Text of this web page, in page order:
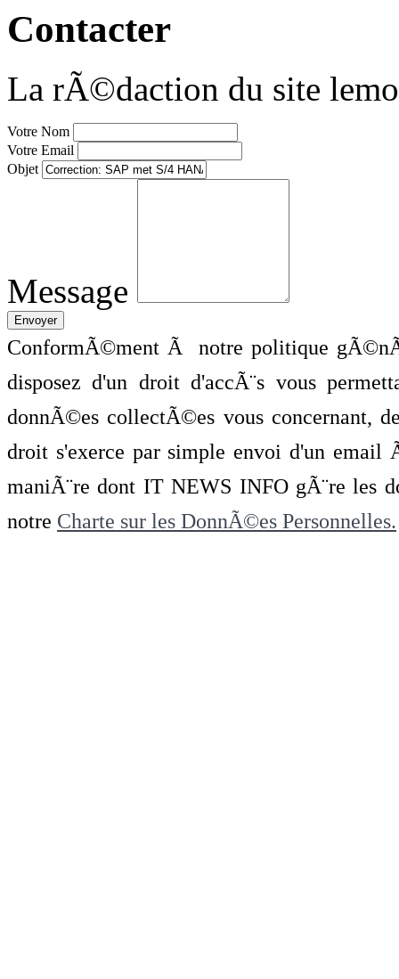
Contacter
La rÃ©daction du site
Votre Nom
Votre Email
Objet
Message
ConformÃ©ment Ã notre politique
disposez d'un droit d'accÃ¨s vous
donnÃ©es collectÃ©es vous concernant,
droit s'exerce par simple envoi d'un
maniÃ¨re dont IT NEWS INFO gÃ¨re les
notre Charte sur les DonnÃ©es Personnelles.